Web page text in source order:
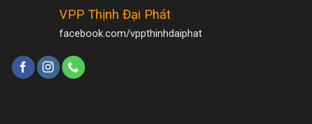
VPP Thịnh Đại Phát
facebook.com/vppthinhdaiphat